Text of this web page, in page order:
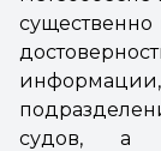
существенно
судов, а